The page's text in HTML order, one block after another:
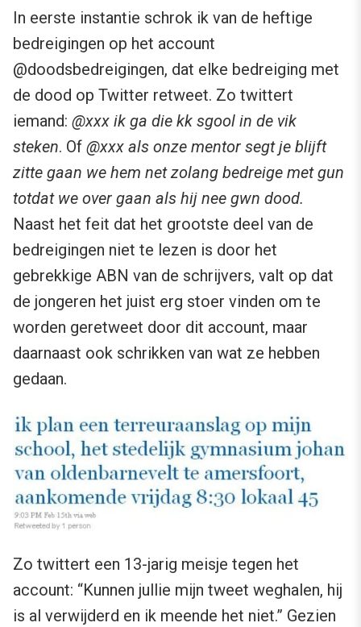
In eerste instantie schrok ik van de heftige
bedreigingen op het account
@doodsbedreigingen, dat elke bedreiging met
de dood op Twitter retweet. Zo twittert
iemand: @xxx ik ga die kk sgool in de vik
steken. Of @xxx als onze mentor segt je blijft
zitte gaan we hem net zolang bedreige met gun
totdat we over gaan als hij nee gwn dood.
Naast het feit dat het grootste deel van de
bedreigingen niet te lezen is door het
gebrekkige ABN van de schrijvers, valt op dat
de jongeren het juist erg stoer vinden om te
worden geretweet door dit account, maar
daarnaast ook schrikken van wat ze hebben
gedaan.
Zo twittert een 13-jarig meisje tegen het
account: “Kunnen jullie mijn tweet weghalen, hij
is al verwijderd en ik meende het niet.” Gezien